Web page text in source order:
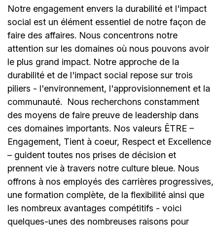
Notre engagement envers la durabilité et l'impact
social est un élément essentiel de notre façon de
faire des affaires. Nous concentrons notre
attention sur les domaines où nous pouvons avoir
le plus grand impact. Notre approche de la
durabilité et de l'impact social repose sur trois
piliers - l'environnement, l'approvisionnement et la
communauté.
Nous recherchons constamment
des moyens de faire preuve de leadership dans
ces domaines importants. Nos valeurs ÊTRE –
Engagement, Tient à coeur, Respect et Excellence
– guident toutes nos prises de décision et
prennent vie à travers notre culture bleue. Nous
offrons à nos employés des carrières progressives,
une formation complète, de la flexibilité ainsi que
les nombreux avantages compétitifs - voici
quelques-unes des nombreuses raisons pour